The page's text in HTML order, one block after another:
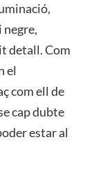
detall. Com
el
com ell de
cap dubte
estar al